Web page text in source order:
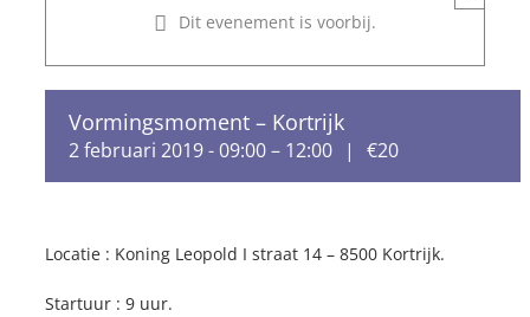
Dit evenement is voorbij.
Vormingsmoment – Kortrijk
2 februari 2019 - 09:00– 12:00 | €20
Locatie : Koning Leopold I straat 14 – 8500 Kortrijk.
Startuur : 9 uur.